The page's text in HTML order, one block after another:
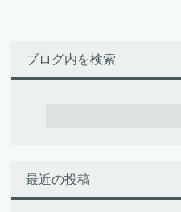
ブログ内を検索
最近の投稿